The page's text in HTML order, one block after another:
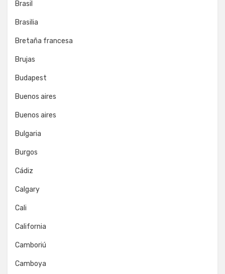
Brasil
Brasilia
Bretaña francesa
Brujas
Budapest
Buenos aires
Buenos aires
Bulgaria
Burgos
Cádiz
Calgary
Cali
California
Camboriú
Camboya